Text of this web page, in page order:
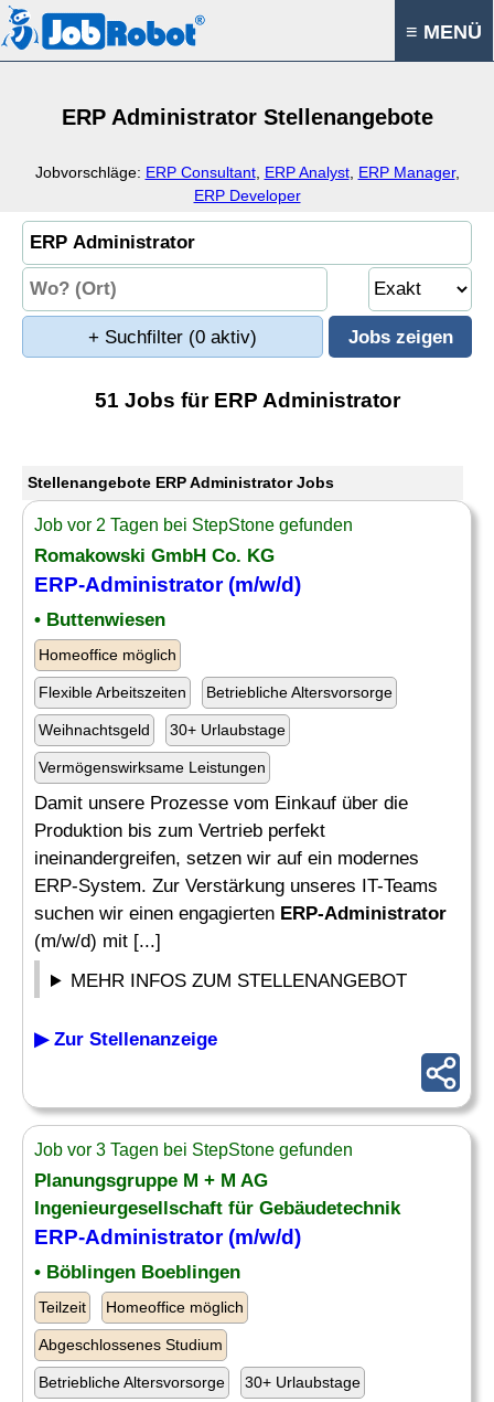
≡ MENÜ
ERP Administrator Stellenangebote
Jobvorschläge: ERP Consultant, ERP Analyst, ERP Manager,
ERP Developer
+ Suchfilter (0 aktiv)
51 Jobs für ERP Administrator
Stellenangebote ERP Administrator Jobs
Job vor 2 Tagen bei StepStone gefunden
Romakowski GmbH Co. KG
ERP-Administrator(m/w/d)
• Buttenwiesen
Homeoffice möglich
Flexible Arbeitszeiten Betriebliche Altersvorsorge
Weihnachtsgeld 30+ Urlaubstage
Vermögenswirksame Leistungen
Damit unsere Prozesse vom Einkauf über die
Produktion bis zum Vertrieb perfekt
ineinandergreifen, setzen wir auf ein modernes
ERP-System. Zur Verstärkung unseres IT-Teams
suchen wir einen engagierten ERP-Administrator
(m/w/d) mit [...]
MEHR INFOS ZUM STELLENANGEBOT
▶ Zur Stellenanzeige
Job vor 3 Tagen bei StepStone gefunden
Planungsgruppe M + M AG
Ingenieurgesellschaft für Gebäudetechnik
ERP-Administrator(m/w/d)
• Böblingen Boeblingen
Teilzeit Homeoffice möglich
Abgeschlossenes Studium
Betriebliche Altersvorsorge 30+ Urlaubstage